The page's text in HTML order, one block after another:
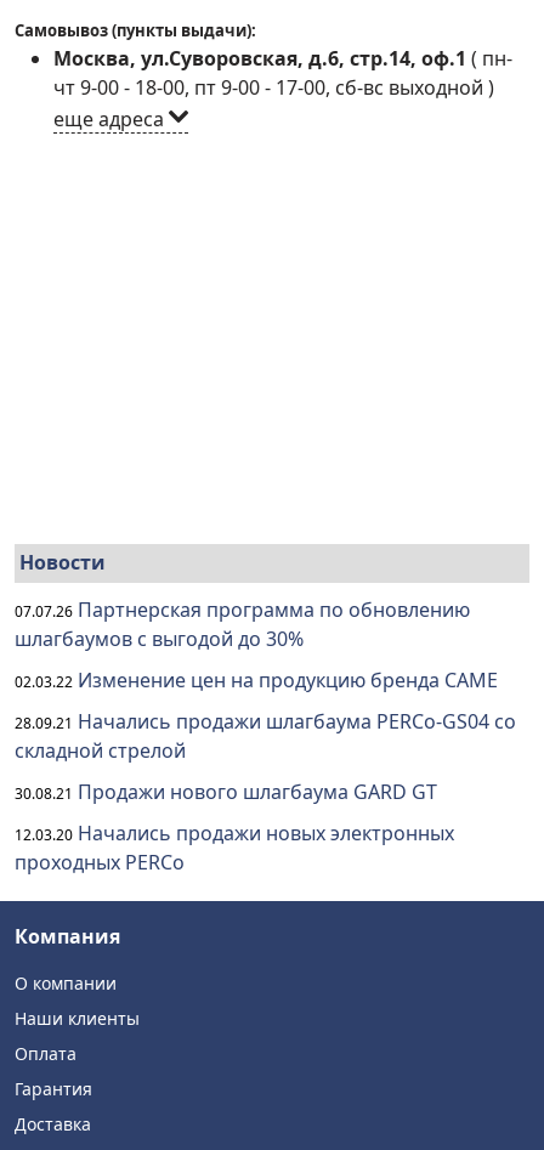
Самовывоз (пункты выдачи):
Москва, ул.Суворовская, д.6, стр.14, оф.1 ( пн-
чт 9-00 - 18-00, пт 9-00 - 17-00, сб-вс выходной )
еще адреса
Новости
07.07.26 Партнерская программа по обновлению
шлагбаумов с выгодой до 30%
02.03.22 Изменение цен на продукцию бренда CAME
28.09.21 Начались продажи шлагбаума PERCo-GS04 со
складной стрелой
30.08.21 Продажи нового шлагбаума GARD GT
12.03.20 Начались продажи новых электронных
проходных PERCo
Компания
О компании
Наши клиенты
Оплата
Гарантия
Доставка